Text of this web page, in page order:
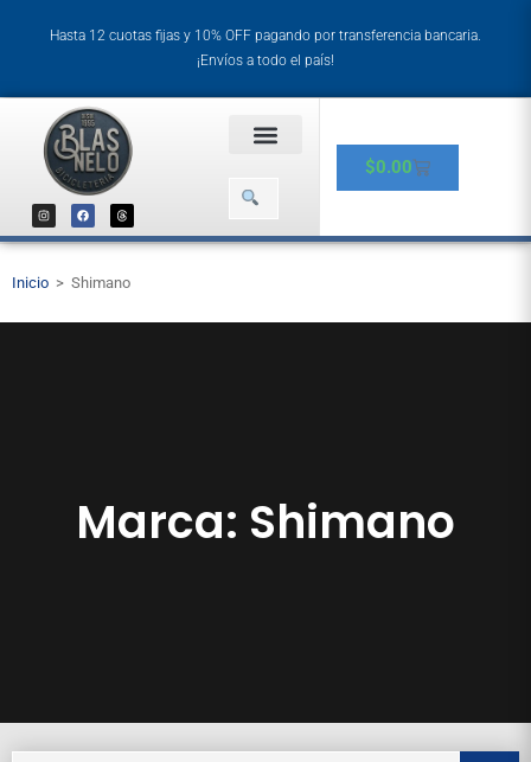
Hasta 12 cuotas fijas y 10% OFF pagando por transferencia bancaria.
¡Envíos a todo el país!
$0.00
Inicio > Shimano
Marca: Shimano